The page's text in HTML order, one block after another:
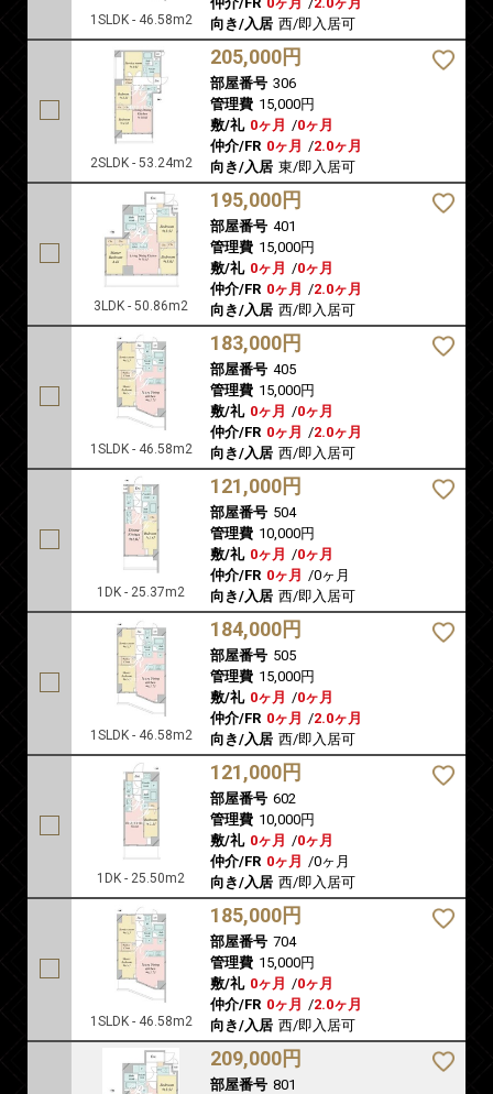
1SLDK - 46.58m2
向き/入居 西/即入居可
2SLDK - 53.24m2
205,000円
部屋番号 306
管理費 15,000円
敷/礼 0ヶ月 /0ヶ月
仲介/FR 0ヶ月 /2.0ヶ月
向き/入居 東/即入居可
3LDK - 50.86m2
195,000円
部屋番号 401
管理費 15,000円
敷/礼 0ヶ月 /0ヶ月
仲介/FR 0ヶ月 /2.0ヶ月
向き/入居 西/即入居可
1SLDK - 46.58m2
183,000円
部屋番号 405
管理費 15,000円
敷/礼 0ヶ月 /0ヶ月
仲介/FR 0ヶ月 /2.0ヶ月
向き/入居 西/即入居可
1DK - 25.37m2
121,000円
部屋番号 504
管理費 10,000円
敷/礼 0ヶ月 /0ヶ月
仲介/FR 0ヶ月 /0ヶ月
向き/入居 西/即入居可
1SLDK - 46.58m2
184,000円
部屋番号 505
管理費 15,000円
敷/礼 0ヶ月 /0ヶ月
仲介/FR 0ヶ月 /2.0ヶ月
向き/入居 西/即入居可
1DK - 25.50m2
121,000円
部屋番号 602
管理費 10,000円
敷/礼 0ヶ月 /0ヶ月
仲介/FR 0ヶ月 /0ヶ月
向き/入居 西/即入居可
1SLDK - 46.58m2
185,000円
部屋番号 704
管理費 15,000円
敷/礼 0ヶ月 /0ヶ月
仲介/FR 0ヶ月 /2.0ヶ月
向き/入居 西/即入居可
209,000円
部屋番号 801